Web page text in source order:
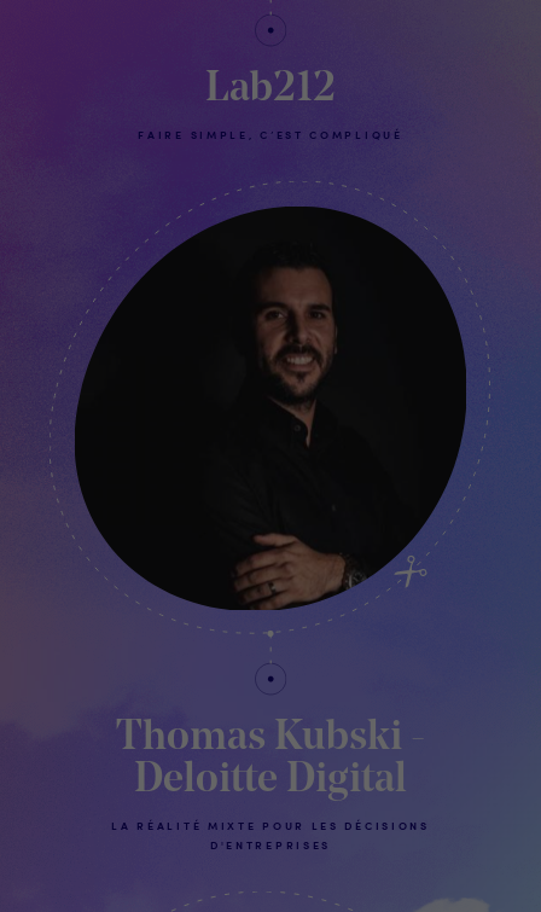
Lab212
FAIRE SIMPLE, C’EST COMPLIQUÉ
Thomas Kubski -
Deloitte Digital
LA RÉALITÉ MIXTE POUR LES DÉCISIONS
D'ENTREPRISES